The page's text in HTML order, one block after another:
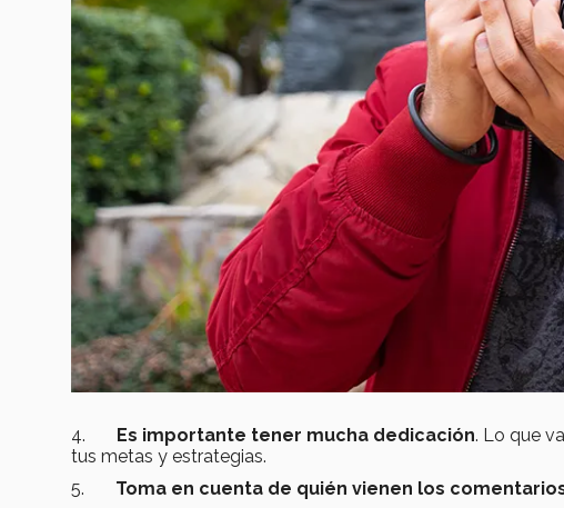
4. Es importante tener mucha dedicación. Lo que
tus metas y estrategias.
5.
Toma en cuenta de quién vienen los